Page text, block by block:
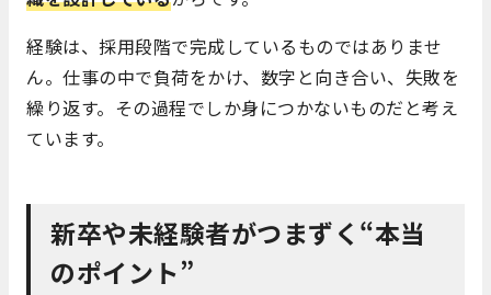
経験は、採用段階で完成しているものではありませ
ん。仕事の中で負荷をかけ、数字と向き合い、失敗を
繰り返す。その過程でしか身につかないものだと考え
ています。
新卒や未経験者がつまずく“本当
のポイント”